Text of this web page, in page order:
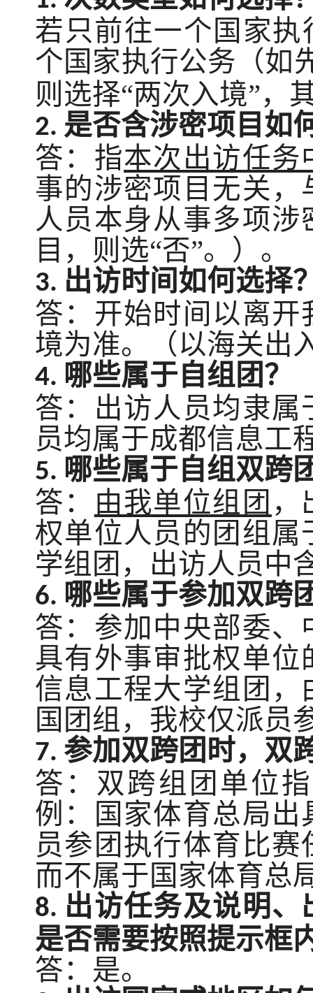
若只前往一个国家
个国家执行公务（如
则选择“两次入境”，
2. 是否含涉密项目如
答：指本次出访任务
事的涉密项目无关
人员本身从事多项
目，则选“否”。）。
3. 出访时间如何选择
答：开始时间以离
境为准。（以海关出
4. 哪些属于自组团？
答：出访人员均隶
员均属于成都信息工
5. 哪些属于自组双跨
答： 由我单位组团 ，
权单位人员的团组
学组团，出访人员中
6. 哪些属于参加双跨
答：参加中央部委
具有外事审批权单
信息工程大学组团
国团组，我校仅派员
7. 参加双跨团时，双
答：双跨组团单位
例：国家体育总局
员参团执行体育比
而不属于国家体育总
8. 出访任务及说明
是否需要按照提示框
答：是。